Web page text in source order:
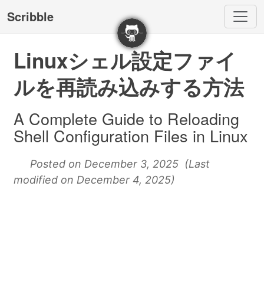
Scribble
Linuxシェル設定ファイ
ルを再読み込みする方法
A Complete Guide to Reloading
Shell Configuration Files in Linux
Posted on December 3, 2025 (Last
modified on December 4, 2025)